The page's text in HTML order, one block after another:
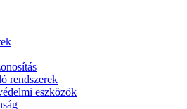
rendszerek
eszközök